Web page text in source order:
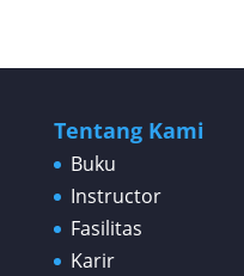
Tentang Kami
Buku
Instructor
Fasilitas
Karir